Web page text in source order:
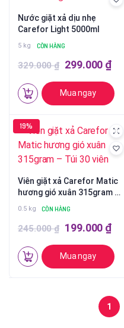
Nước giặt xả dịu nhẹ
Carefor Light 5000ml
5 kg CÒN HÀNG
329.000₫ Giá
gốc
là:
299.000 ₫Giá
tại
Mua ngay
19%
Viên giặt xả Carefor Matic
hương gió xuân 315gram –
Túi 30 viên
0.5 kg CÒN HÀNG
245.000₫ Giá
gốc
là:
199.000 ₫Giá
tại
Mua ngay
1